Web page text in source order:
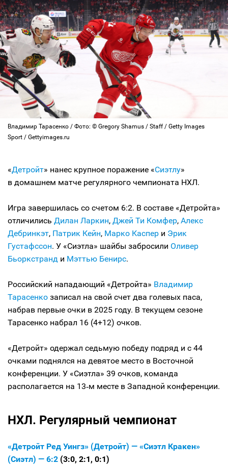
Владимир Тарасенко / Фото: © Gregory Shamus / Staff / Getty Images
Sport / Gettyimages.ru
«Детройт» нанес крупное поражение «Сиэтлу»
в домашнем матче регулярного чемпионата НХЛ.
Игра завершилась со счетом 6:2. В составе «Детройта»
отличились Дилан Ларкин, Джей Ти Комфер, Алекс
Дебринкэт, Патрик Кейн, Марко Каспер и Эрик
Густафссон. У «Сиэтла» шайбы забросили Оливер
Бьоркстранд и Мэттью Бенирс.
Российский нападающий «Детройта» Владимир
Тарасенко записал на свой счет два голевых паса,
набрав первые очки в 2025 году. В текущем сезоне
Тарасенко набрал 16 (4+12) очков.
«Детройт» одержал седьмую победу подряд и с 44
очками поднялся на девятое место в Восточной
конференции. У «Сиэтла» 39 очков, команда
располагается на 13‑м месте в Западной конференции.
НХЛ. Регулярный чемпионат
«Детройт Ред Уингз» (Детройт) — «Сиэтл Кракен»
(Сиэтл) — 6:2 (3:0, 2:1, 0:1)